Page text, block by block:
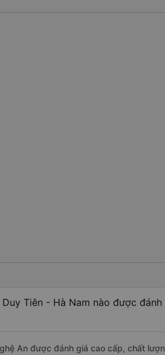
Tiên - Hà Nam nào được đánh
An được đánh giá cao cấp, chất